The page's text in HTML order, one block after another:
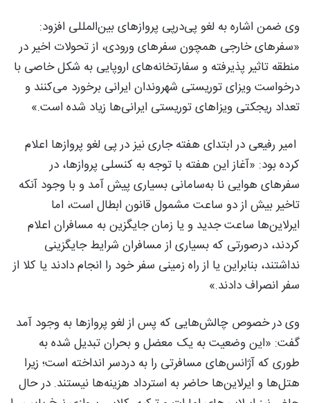
وی ضمن اشاره به لغو پی‌درپی پروازهای بین‌المللی افزود:
«سفرهای خارجی همچون سفرهای ورودی، از تحولات اخیر در
منطقه تاثیر پذیرفته و سفارتخانه‌های اروپایی به شکل خاصی با
درخواست ویزای توریستی شهروندان ایرانی برخورد می‌کنند و
تعداد ریجکتی ویزاهای توریستی ایرانی‌ها زیاد شده است.»
امیر رفیعی در ابتدای هفته جاری نیز در پی لغو پروازها اعلام
کرده بود: «آغاز این هفته با توجه به کنسلی پروازها، در
سفرهای هوایی نا به‌سامانی بسیاری پیش آمد و با وجود آنکه
تاخیر بیش از دو ساعت مشمول قانون ابطال است، اما
ایرلاین‌ها ساعت جدید و یا زمان جایگزین به مسافران اعلام
کردند، درصورتی که بسیاری از مسافران شرایط جایگزینی
نداشتند، بنابراین یا از راه زمینی سفر خود را انجام دادند یا کلا از
سفر انصراف دادند.»
وی در خصوص چالش‌هایی که پس از لغو پروازها به وجود آمد
گفت: «این وضعیت به یک معضل و بحران تبدیل شده به
طوری که آژانس‌های مسافرتی را به دردسر انداخته است؛ زیرا
هتل‌ها و ایرلاین‌ها حاضر به استرداد هزینه‌ها نیستند. در حال